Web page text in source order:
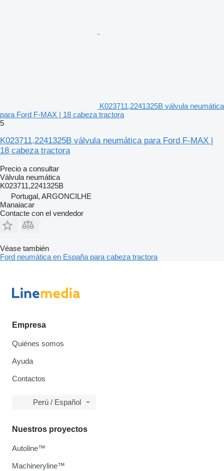
K023711,2241325B válvula neumática
para Ford F-MAX | 18 cabeza tractora
5
K023711,2241325B válvula neumática para Ford F-MAX |
18 cabeza tractora
Precio a consultar
Válvula neumática
K023711,2241325B
Portugal, ARGONCILHE
Manaiacar
Contacte con el vendedor
Véase también
Ford neumática en España para cabeza tractora
Empresa
Quiénes somos
Ayuda
Contactos
Perú / Español
Nuestros proyectos
Autoline™
Machineryline™